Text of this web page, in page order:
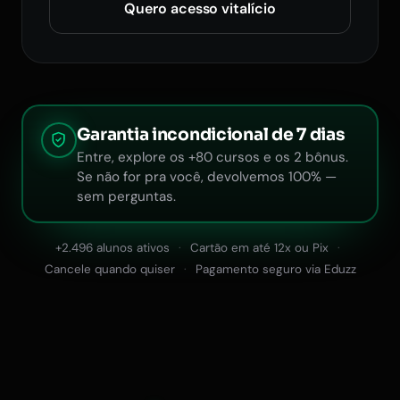
Quero acesso vitalício
Garantia incondicional de 7 dias
Entre, explore os +80 cursos e os 2 bônus.
Se não for pra você, devolvemos 100% —
sem perguntas.
+2.496 alunos ativos
Cartão em até 12x ou Pix
Cancele quando quiser
Pagamento seguro via Eduzz